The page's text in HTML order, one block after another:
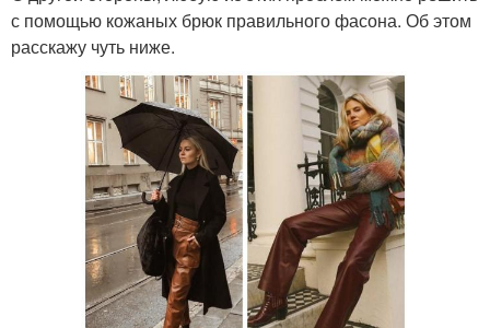
с помощью кожаных брюк правильного фасона. Об этом
расскажу чуть ниже.